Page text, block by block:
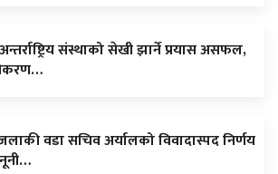
संस्थाको सेखी झार्ने प्रयास असफल,
वडा सचिव अर्यालको विवादास्पद निर्णय